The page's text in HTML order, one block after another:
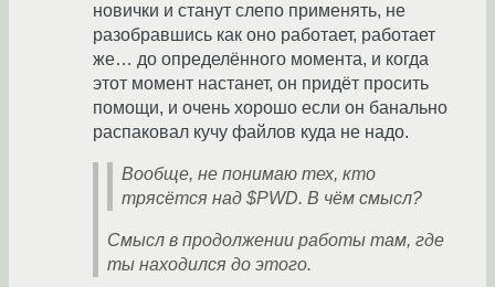
новички и станут слепо применять, не
разобравшись как оно работает, работает
же… до определённого момента, и когда
этот момент настанет, он придёт просить
помощи, и очень хорошо если он банально
распаковал кучу файлов куда не надо.
Вообще, не понимаю тех, кто
трясётся над $PWD. В чём смысл?
Смысл в продолжении работы там, где
ты находился до этого.